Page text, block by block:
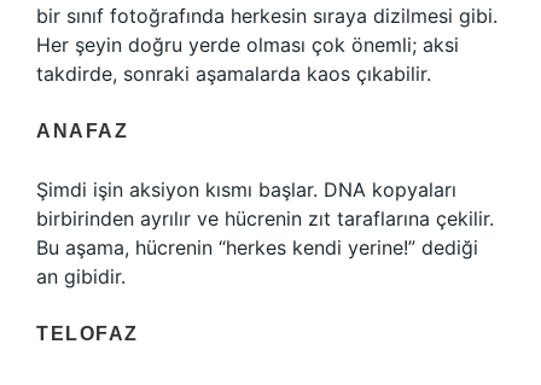
bir sınıf fotoğrafında herkesin sıraya dizilmesi gibi.
Her şeyin doğru yerde olması çok önemli; aksi
takdirde, sonraki aşamalarda kaos çıkabilir.
ANAFAZ
Şimdi işin aksiyon kısmı başlar. DNA kopyaları
birbirinden ayrılır ve hücrenin zıt taraflarına çekilir.
Bu aşama, hücrenin “herkes kendi yerine!” dediği
an gibidir.
TELOFAZ